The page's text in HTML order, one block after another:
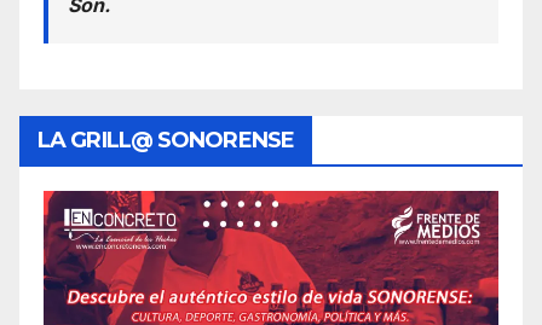
Son.
LA GRILL@ SONORENSE